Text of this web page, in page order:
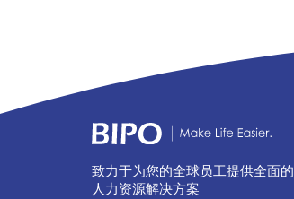
致力于为您的全球员工提供全面的
人力资源解决方案